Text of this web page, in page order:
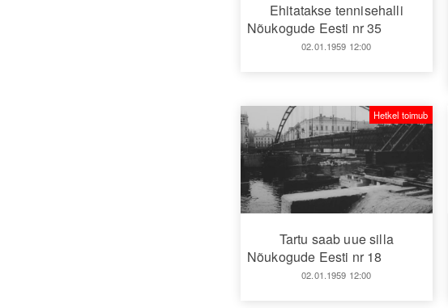
Ehitatakse tennisehalli
Nõukogude Eesti nr 35
02.01.1959 12:00
Tartu saab uue silla
Nõukogude Eesti nr 18
02.01.1959 12:00
Hetkel toimub